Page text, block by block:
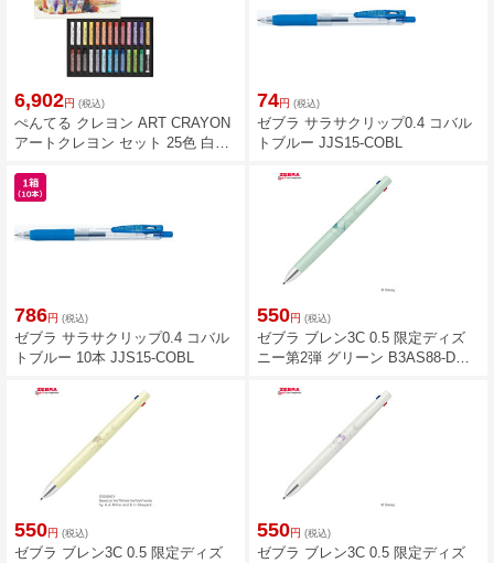
6,902円 (税込)
ぺんてる クレヨン ART CRAYON
アートクレヨン セット 25色 白2
74円 (税込)
ゼブラ サラサクリップ0.4 コバル
トブルー JJS15-COBL
786円 (税込)
ゼブラ サラサクリップ0.4 コバル
トブルー 10本 JJS15-COBL
550円 (税込)
ゼブラ ブレン3C 0.5 限定ディズ
ニー第2弾 グリーン B3AS88-DS2-
550円 (税込)
ゼブラ ブレン3C 0.5 限定ディズ
550円 (税込)
ゼブラ ブレン3C 0.5 限定ディズ